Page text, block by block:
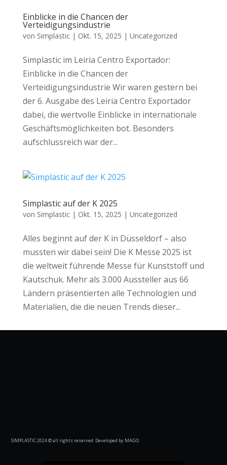
Einblicke in die Chancen der
Verteidigungsindustrie
von Simplastic| Okt. 15, 2025 | Uncategorized
Simplastic im Leiria Centro Exportador:
Einblicke in die Chancen der
Verteidigungsindustrie Wir waren gestern bei
der 6. Ausgabe des Leiria Centro Exportador
dabei, die wertvolle Einblicke in internationale
Geschäftsmöglichkeiten bot. Besonders
aufschlussreich war der...
Simplastic auf der K 2025
von Simplastic| Okt. 15, 2025 | Uncategorized
Alles beginnt auf der K in Düsseldorf – also
mussten wir dabei sein! Die K Messe 2025 ist
die weltweit führende Messe für Kunststoff und
Kautschuk. Mehr als 3.000 Aussteller aus 66
Ländern präsentierten alle Technologien und
Materialien, die die neuen Trends dieser...
SIMPLASTIC 2024 © all rights reserved. Developed by MAGO